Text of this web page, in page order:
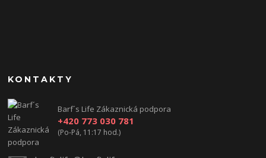
KONTAKTY
Barf´s Life Zákaznická podpora
+420 773 030 781
(Po-Pá, 11:17 hod.)